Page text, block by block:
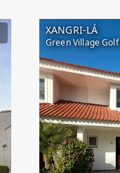
XANGRI-LÁ
Green Village